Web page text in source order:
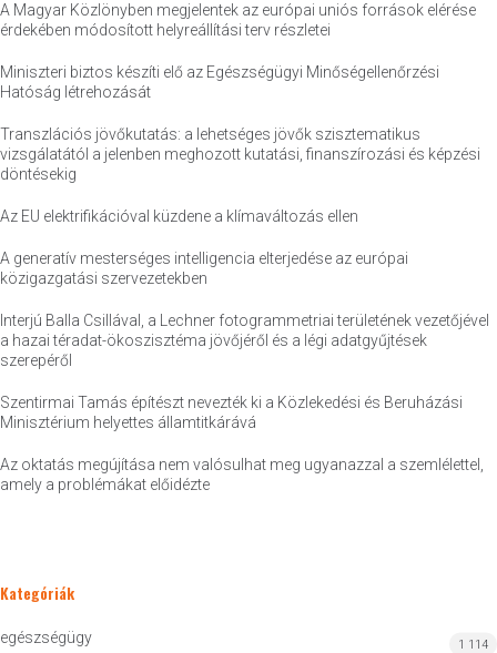
A Magyar Közlönyben megjelentek az európai uniós források elérése
érdekében módosított helyreállítási terv részletei
Miniszteri biztos készíti elő az Egészségügyi Minőségellenőrzési
Hatóság létrehozását
Transzlációs jövőkutatás: a lehetséges jövők szisztematikus
vizsgálatától a jelenben meghozott kutatási, finanszírozási és képzési
döntésekig
Az EU elektrifikációval küzdene a klímaváltozás ellen
A generatív mesterséges intelligencia elterjedése az európai
közigazgatási szervezetekben
Interjú Balla Csillával, a Lechner fotogrammetriai területének vezetőjével
a hazai téradat-ökoszisztéma jövőjéről és a légi adatgyűjtések
szerepéről
Szentirmai Tamás építészt nevezték ki a Közlekedési és Beruházási
Minisztérium helyettes államtitkárává
Az oktatás megújítása nem valósulhat meg ugyanazzal a szemlélettel,
amely a problémákat előidézte
Kategóriák
egészségügy 1 114